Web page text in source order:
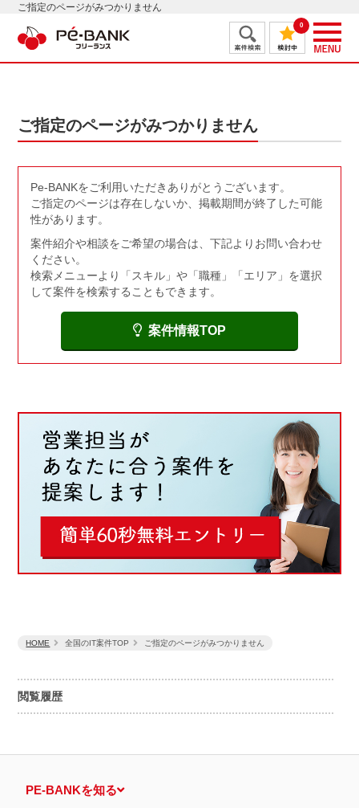
ご指定のページがみつかりません
0
閲覧履歴
HOME 全国のIT案件TOP ご指定のページがみつかりません
ご指定のページがみつかりません
Pe-BANKをご利用いただきありがとうございます。
ご指定のページは存在しないか、掲載期間が終了した可能
性があります。
案件紹介や相談をご希望の場合は、下記よりお問い合わせ
ください。
検索メニューより「スキル」や「職種」「エリア」を選択
して案件を検索することもできます。
案件情報TOP
PE-BANKを知る